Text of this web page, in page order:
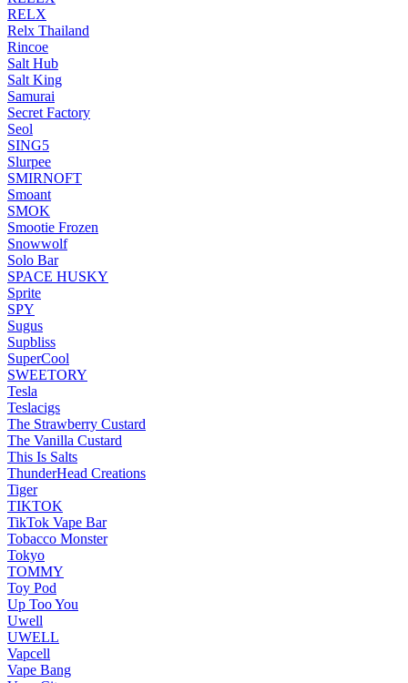
RELX
Relx Thailand
Rincoe
Salt Hub
Salt King
Samurai
Secret Factory
Seol
SING5
Slurpee
SMIRNOFT
Smoant
SMOK
Smootie Frozen
Snowwolf
Solo Bar
SPACE HUSKY
Sprite
SPY
Sugus
Supbliss
SuperCool
SWEETORY
Tesla
Teslacigs
The Strawberry Custard
The Vanilla Custard
This Is Salts
ThunderHead Creations
Tiger
TIKTOK
TikTok Vape Bar
Tobacco Monster
Tokyo
TOMMY
Toy Pod
Up Too You
Uwell
UWELL
Vapcell
Vape Bang